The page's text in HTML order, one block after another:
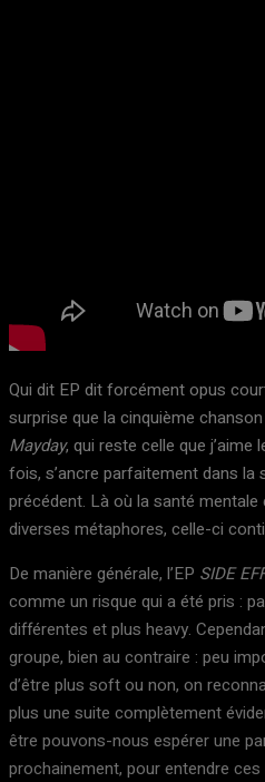
Qui dit EP dit forcément opus
surprise que la cinquième
Mayday, qui reste celle que
fois, s’ancre parfaitement dans la
précédent. Là où la santé
diverses métaphores, celle-ci
De manière générale, l’EP SIDE
comme un risque qui a été pris :
différentes et plus heavy.
groupe, bien au contraire : peu
d’être plus soft ou non, on
plus une suite complètement
être pouvons-nous espérer une
prochainement, pour entendre